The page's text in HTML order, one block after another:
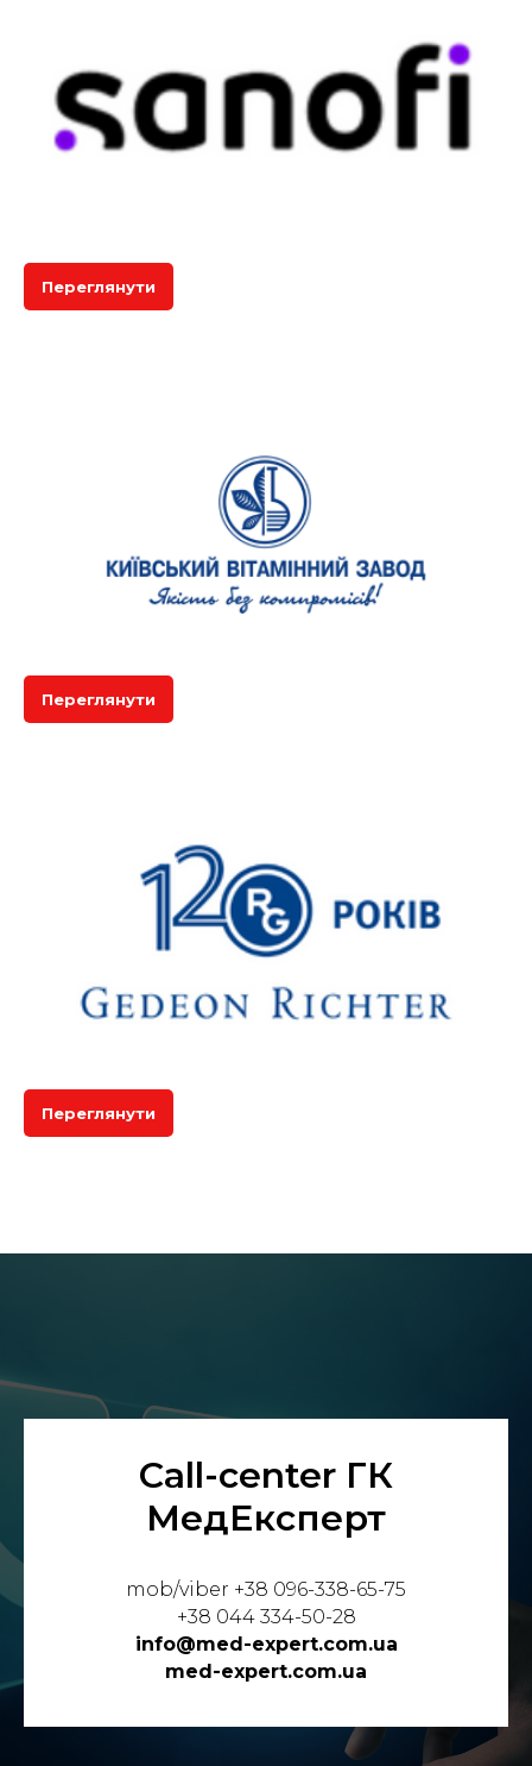
Переглянути
Переглянути
Переглянути
Call-center ГК
МедЕксперт
mob/viber +38 096-338-65-75
+38 044 334-50-28
info@med-expert.com.ua
med-expert.com.ua